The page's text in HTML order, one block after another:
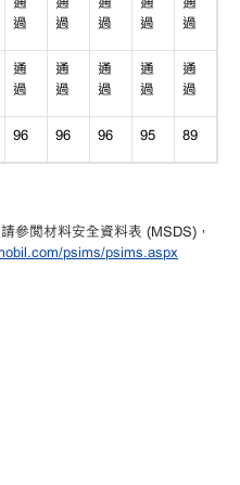
過
過
過
過
過
通
過
通
過
通
過
通
過
通
過
96 96 96 95 89
參閱材料安全資料表 (MSDS)，
psims/psims.aspx